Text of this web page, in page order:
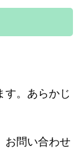
す。あらかじ
お問い合わせ